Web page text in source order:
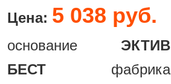
Цена: 5 038 руб.
основание ЭКТИВ
БЕСТ фабрика